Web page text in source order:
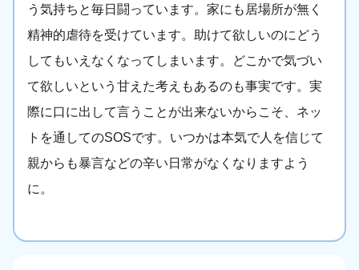
う気持ちと毎日闘っています。家にも居場所が無く
精神的虐待を受けています。助けて欲しいのにどう
してもいえなくなってしまいます。どこかで気づい
て欲しいという甘えた考えもあるのも事実です。実
際に口に出して言うことが出来ないからこそ、ネッ
トを通してのSOSです。いつかは本気で人を信じて
親からも暴言などの辛い日常がなくなりますよう
に。